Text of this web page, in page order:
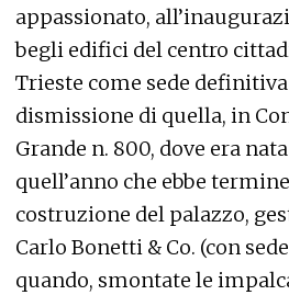
appassionato,
begli edifici del centro
Trieste come sede
dismissione di quella, in
Grande n. 800, dove era
quell’anno che ebbe
costruzione del palazzo,
Carlo Bonetti & Co. (con
quando, smontate le